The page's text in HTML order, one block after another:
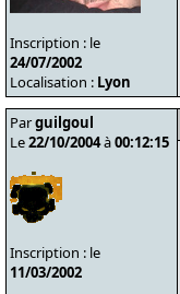
Inscription : le
24/07/2002
Localisation : Lyon
Parguilgoul
Le22/10/2004à00:12:15
Inscription : le
11/03/2002